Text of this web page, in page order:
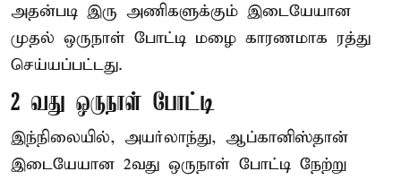
அதன்படி இரு அணிகளுக்கும் இடையேயான
முதல் ஒருநாள் போட்டி மழை காரணமாக ரத்து
செய்யப்பட்டது.
2 வது ஒருநாள் போட்டி
இந்நிலையில், அயர்லாந்து, ஆப்கானிஸ்தான்
இடையேயான 2வது ஒருநாள் போட்டி நேற்று